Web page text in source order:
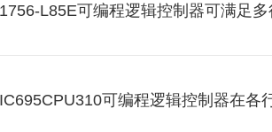
1756-L85E可编程逻辑控制器可满足
IC695CPU310可编程逻辑控制器在各